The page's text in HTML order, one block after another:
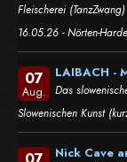
Fleischerei
16.05.26 - Nörten-
07
Aug.
LAIBACH -
Das
Slowenischen Kunst
Nick Cave